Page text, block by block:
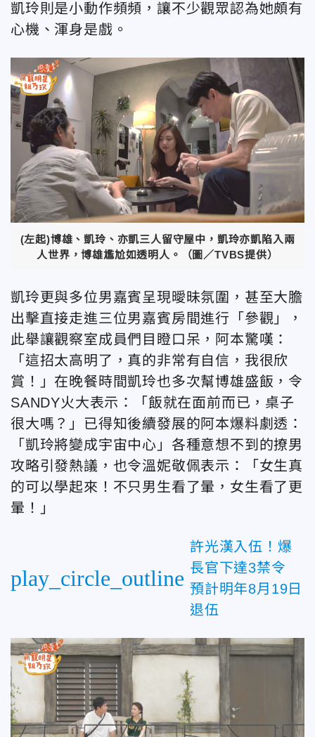
凱玲則是小動作頻頻，讓不少觀眾認為她頗有
心機、渾身是戲。
(左起)博雄、凱玲、亦凱三人留守屋中，凱玲亦凱陷入兩
人世界，博雄尷尬如透明人。（圖／TVBS提供）
凱玲更與多位男嘉賓呈現曖昧氛圍，甚至大膽
出擊直接走進三位男嘉賓房間進行「參觀」，
此舉讓觀察室成員們目瞪口呆，阿本驚嘆：
「這招太高明了，真的非常有自信，我很欣
賞！」在晚餐時間凱玲也多次幫博雄盛飯，令
SANDY火大表示：「飯就在面前而已，桌子
很大嗎？」已得知後續發展的阿本爆料劇透：
「凱玲將變成宇宙中心」各種意想不到的撩男
攻略引發熱議，也令溫妮敬佩表示：「女生真
的可以學起來！不只男生看了暈，女生看了更
暈！」
play_circle_outline
許光漢入伍！爆
長官下達3禁令
預計明年8月19日
退伍